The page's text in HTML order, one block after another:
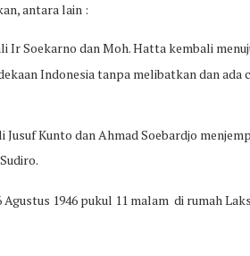
antara lain :
Ir Soekarno dan Moh. Hatta kembali
Indonesia tanpa melibatkan dan ada
Kunto dan Ahmad Soebardjo
1946 pukul 11 malam di rumah